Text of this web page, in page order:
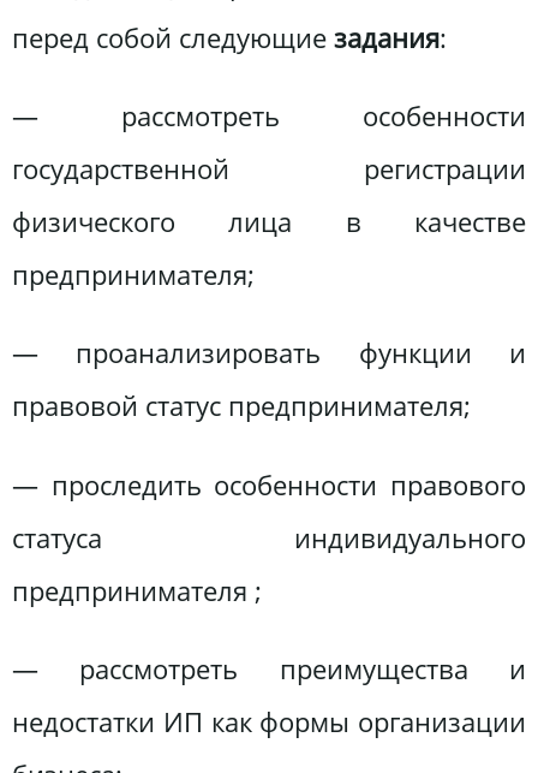
перед собой следующиезадания:
— рассмотреть особенности
государственной регистрации
физического лица в качестве
предпринимателя;
— проанализировать функции и
правовой статус предпринимателя;
— проследить особенности правового
статуса индивидуального
предпринимателя ;
— рассмотреть преимущества и
недостатки ИП как формы организации